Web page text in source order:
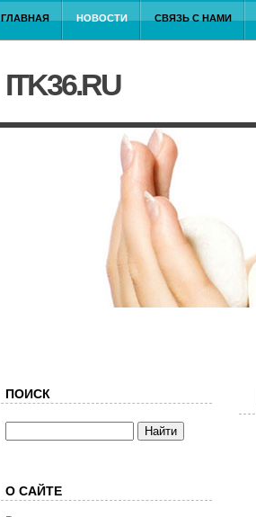
ГЛАВНАЯ НОВОСТИ СВЯЗЬ С НАМИ
ITK36.RU
ПОИСК
О САЙТЕ